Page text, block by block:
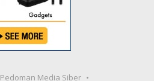
Pedoman Media Siber